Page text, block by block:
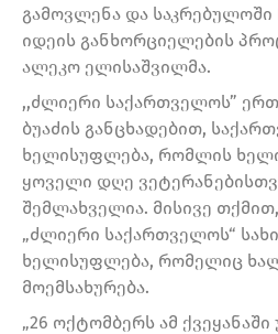
გამოვლენა და საკრებულოში
იდეის განხორციელების
ალეკო ელისაშვილმა.
,,ძლიერი საქართველოს”
ბუაძის განცხადებით,
ხელისუფლება, რომლის
ყოველი დღე
შემლახველია. მისივე
„ძლიერი საქართველოს“
ხელისუფლება, რომელიც
მოემსახურება.
„26 ოქტომბერს ამ